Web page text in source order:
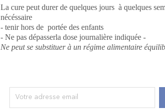
La cure peut durer de quelques jours à quelques
nécéssaire
- tenir hors de portée des enfants
- Ne pas dépasserla dose journalière indiquée -
Ne peut se substituer à un régime alimentaire